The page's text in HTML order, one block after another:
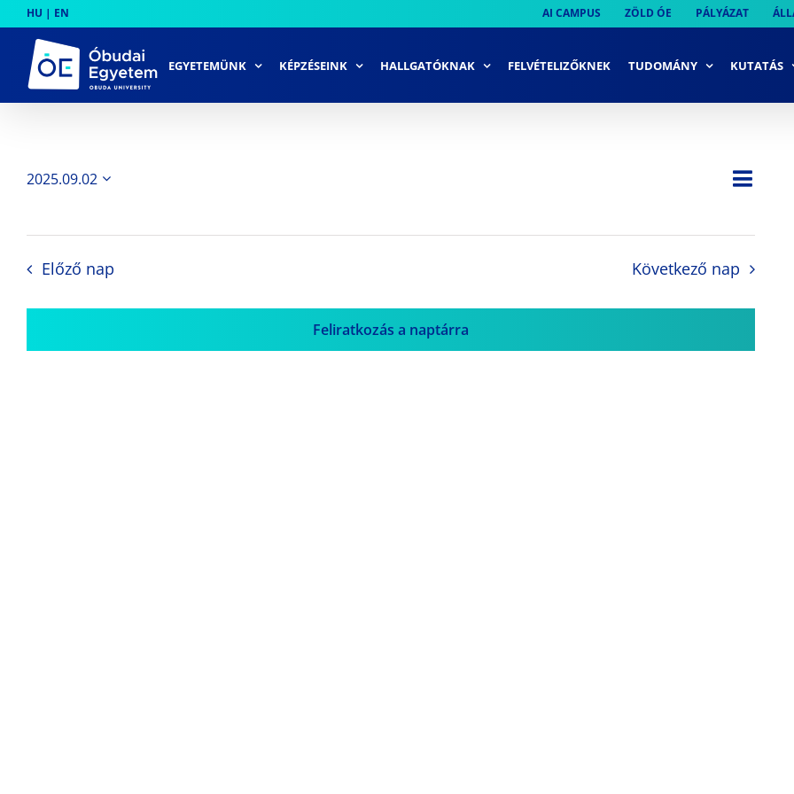
to
content
HU | EN AI CAMPUS ZÖLD ÓE PÁLYÁZAT
EGYETEMÜNK KÉPZÉSEINK HALLGATÓKNAK FELVÉTELIZŐKNEK TUDOMÁNY KUTATÁS
Nap
2025.09.02
Előző nap Következő nap
Feliratkozás a naptárra